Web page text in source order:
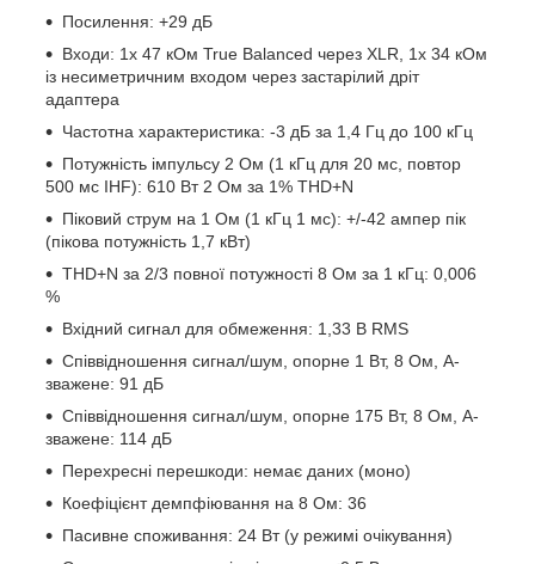
Посилення: +29 дБ
Входи: 1x 47 кОм True Balanced через XLR, 1x 34 кОм
із несиметричним входом через застарілий дріт
адаптера
Частотна характеристика: -3 дБ за 1,4 Гц до 100 кГц
Потужність імпульсу 2 Ом (1 кГц для 20 мс, повтор
500 мс IHF): 610 Вт 2 Ом за 1% THD+N
Піковий струм на 1 Ом (1 кГц 1 мс): +/-42 ампер пік
(пікова потужність 1,7 кВт)
THD+N за 2/3 повної потужності 8 Ом за 1 кГц: 0,006
%
Вхідний сигнал для обмеження: 1,33 В RMS
Співвідношення сигнал/шум, опорне 1 Вт, 8 Ом, A-
зважене: 91 дБ
Співвідношення сигнал/шум, опорне 175 Вт, 8 Ом, A-
зважене: 114 дБ
Перехресні перешкоди: немає даних (моно)
Коефіцієнт демпфіювання на 8 Ом: 36
Пасивне споживання: 24 Вт (у режимі очікування)